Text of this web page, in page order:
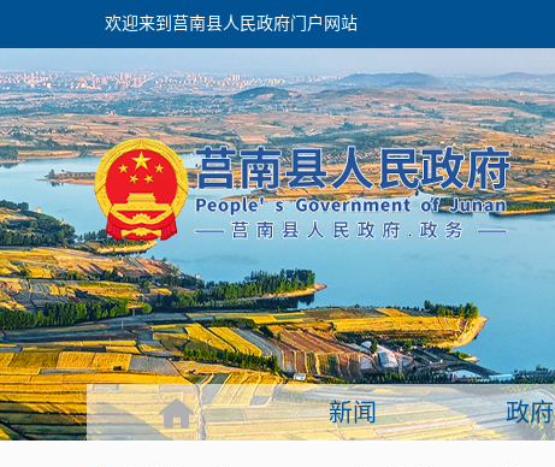
欢迎来到莒南县人民政府门户网站
政府
领导之窗
政府会议
政府工作报告
新闻 政府